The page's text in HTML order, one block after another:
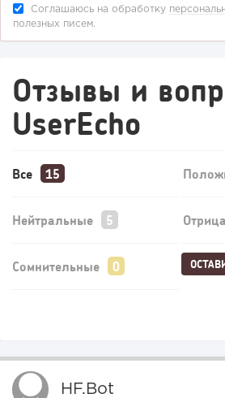
Соглашаюсь на обработку
полезных писем.
Отзывы и
UserEcho
Все
Нейтральные
Сомнительные
HF.bot